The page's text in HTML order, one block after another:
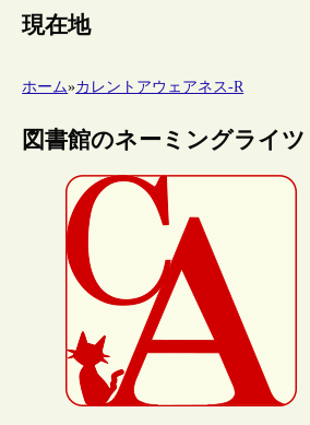
現在地
ホーム»カレントアウェアネス-R
図書館のネーミングライツ